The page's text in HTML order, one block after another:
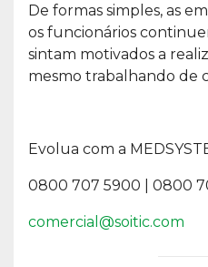
De formas simples, as
os funcionários
sintam motivados a
mesmo trabalhando de
Evolua com a
0800 707 5900 | 0800
comercial@soitic.com